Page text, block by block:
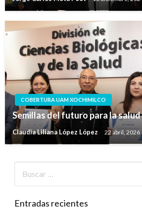
COBERTURA UAM XOCHIMILCO
Semillas del futuro para la
Claudia Liliana López López 22 abril, 2026
Entradas recientes